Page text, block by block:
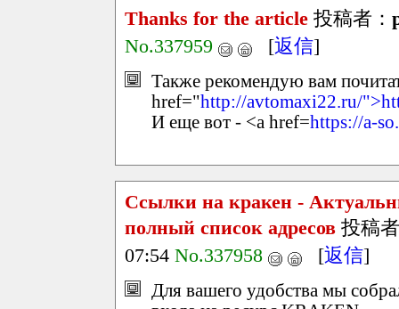
Thanks for the article 投稿者：
No.337959
[返信]
Также рекомендую вам
href="http://avtomaxi22.ru/
И еще вот - <a href=https://a-
Ссылки на кракен -
полный список адресов 投稿
07:54 No.337958 [返信]
Для вашего удобства мы